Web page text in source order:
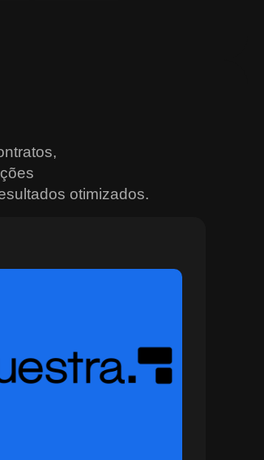
otimizados.
sistemas, sensores e equipes
decisões mais rápidas e
avançados de monitoramento,